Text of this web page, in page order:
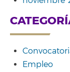
Empleo